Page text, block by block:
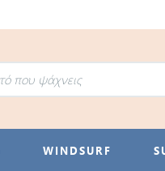
WINDSURF